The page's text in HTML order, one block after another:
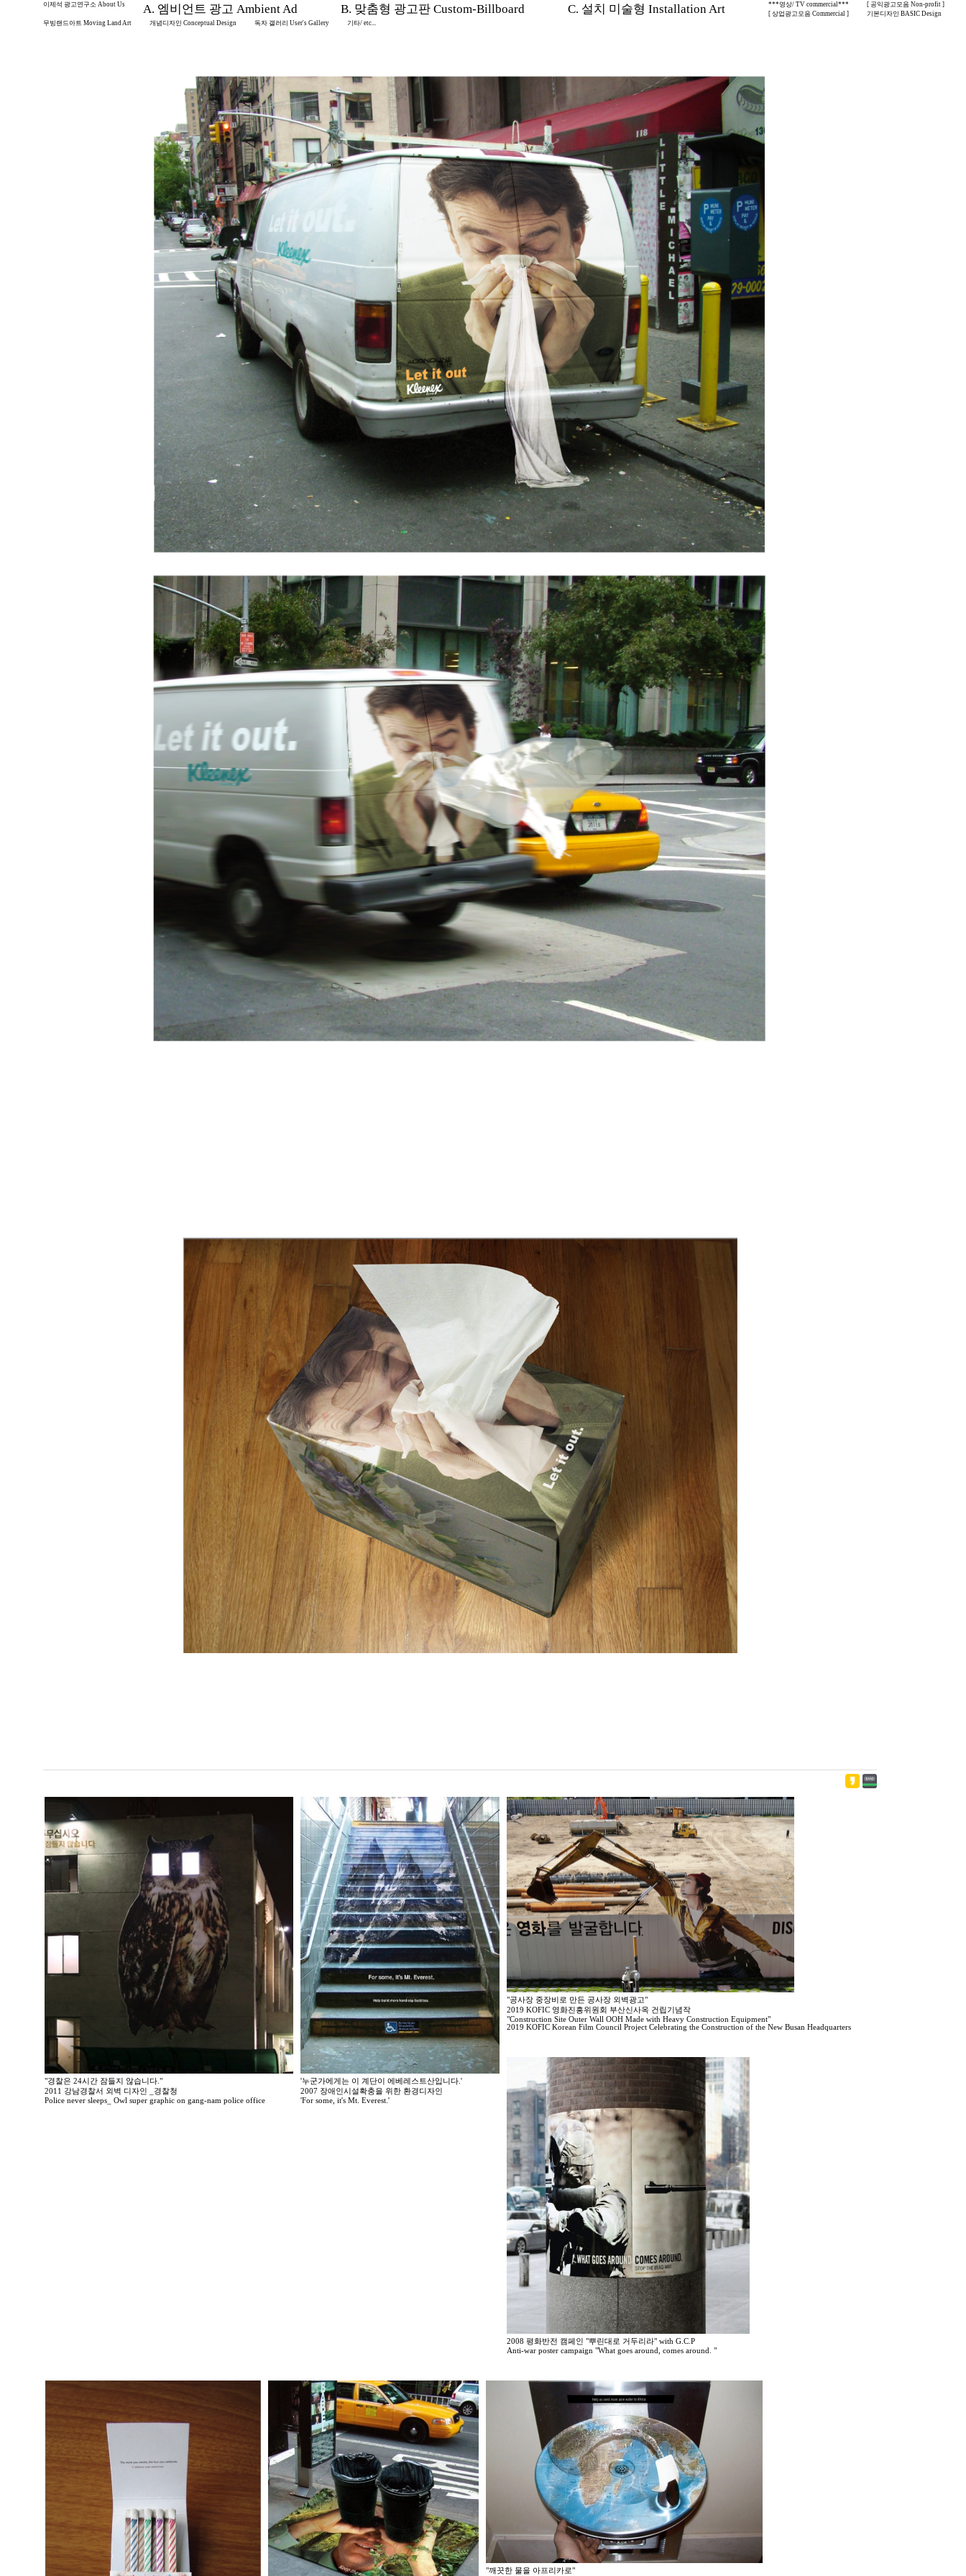
이제석 광고연구소 About Us A. 엠비언트 광고 Ambient Ad B. 맞춤형 광고판 Custom-Billboard C. 설치 미술형 Installation Art ***영상/ TV commercial***
[ 공익광고모음 Non-profit ]
[ 상업광고모음 Commercial ]
기본디자인 BASIC Design
무빙랜드아트 Moving Land Art
개념디자인 Conceptual Design 독자 갤러리 User's Gallery 기타/ etc...
"경찰은 24시간 잠들지 않습니다."
2011 강남경찰서 외벽 디자인 _경찰청
Police never sleeps_ Owl super graphic on gang-nam police office
'누군가에게는 이 계단이 에베레스트산입니다.'
2007 장애인시설확충을 위한 환경디자인
'For some, it's Mt. Everest.'
"공사장 중장비로 만든 공사장 외벽광고"
2019 KOFIC 영화진흥위원회 부산신사옥 건립기념작
"Construction Site Outer Wall OOH Made with Heavy Construction Equipment"
2019 KOFIC Korean Film Council Project Celebrating the Construction of the New Busan Headquarters
2008 평화반전 캠페인 "뿌린대로 거두리라" with G.C.P
Anti-war poster campaign "What goes around, comes around. "
"깨끗한 물을 아프리카로"